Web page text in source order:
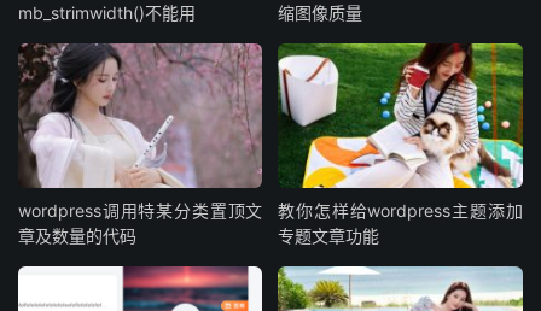
第5步：检查服务器配置及数据库链接
如果上述问题都可以排除，那我们核心可以去看下服务器问
题，联系服务商或是自我排查服务器相关的配置进行情况，
及数据库链接情况，数据库响应时间过长，也会导航
错误问题。
mb_strimwidth()不能用
缩图像质量
wordpress调用特某分类置顶文
章及数量的代码
教你怎样给wordpress主题添加
专题文章功能